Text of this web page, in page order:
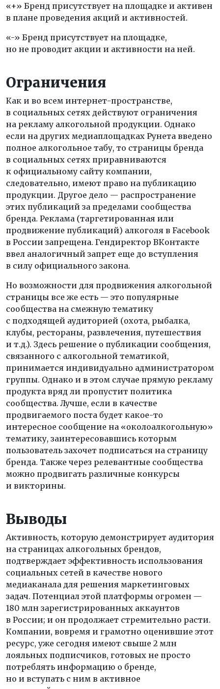
«+» Бренд присутствует на площадке и активен
в плане проведения акций и активностей.
«-» Бренд присутствует на площадке,
но не проводит акции и активности на ней.
Ограничения
Как и во всем интернет-пространстве,
в социальных сетях действуют ограничения
на рекламу алкогольной продукции. Однако
если на других медиаплощадках Рунета введено
полное алкогольное табу, то страницы бренда
в социальных сетях приравниваются
к официальному сайту компании,
следовательно, имеют право на публикацию
продукции. Другое дело — распространение
этих публикаций за пределами сообщества
бренда. Реклама (таргетированная или
продвижение публикаций) алкоголя в Facebook
в России запрещена. Гендиректор ВКонтакте
ввел аналогичный запрет еще до вступления
в силу официального закона.
Но возможности для продвижения алкогольной
страницы все же есть — это популярные
сообщества на смежную тематику
с подходящей аудиторией (охота, рыбалка,
клубы, рестораны, развлечения, путешествия
и т.д.). Здесь решение о публикации сообщения,
связанного с алкогольной тематикой,
принимается индивидуально администратором
группы. Однако и в этом случае прямую рекламу
продукта вряд ли пропустит политика
сообщества. Лучше, если в качестве
продвигаемого поста будет какое-то
интересное сообщение на «околоалкогольную»
тематику, заинтересовавшись которым
пользователь захочет подписаться на страницу
бренда. Также через релевантные сообщества
можно продвигать различные конкурсы
и викторины.
Выводы
Активность, которую демонстрирует аудитория
на страницах алкогольных брендов,
подтверждает эффективность использования
социальных сетей в качестве нового
медиаканала для решения маркетинговых
задач. Потенциал этой платформы огромен —
180 млн зарегистрированных аккаунтов
в России; и он продолжает стремительно расти.
Компании, вовремя и грамотно оценившие этот
ресурс, уже сегодня имеют свыше 2 млн
лояльных подписчиков, готовых не просто
потреблять информацию о бренде,
но и вступать с ним в активное